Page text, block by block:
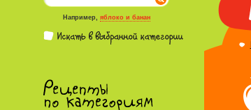
Например, яблоко и банан